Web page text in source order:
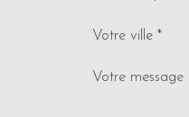
Votre ville *
Votre message